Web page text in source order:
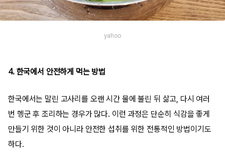
yahoo
4. 한국에서 안전하게 먹는 방법
한국에서는 말린 고사리를 오랜 시간 물에 불린 뒤 삶고, 다시 여러
번 헹군 후 조리하는 경우가 많다. 이런 과정은 단순히 식감을 좋게
만들기 위한 것이 아니라 안전한 섭취를 위한 전통적인 방법이기도
하다.